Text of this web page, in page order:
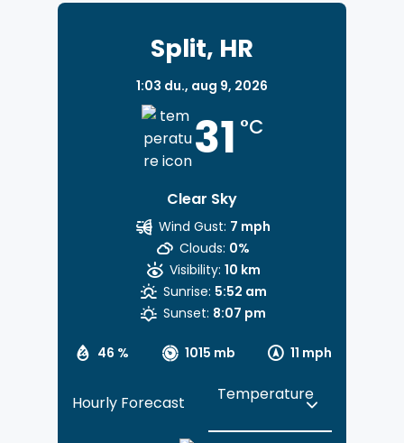
Split, HR
1:03 du., aug 9, 2026
31 °C
Clear Sky
46 % 1015 mb 11 mph
Wind Gust: 7 mph
Clouds: 0%
Visibility: 10 km
Sunrise: 5:52 am
Sunset: 8:07 pm
Hourly Forecast